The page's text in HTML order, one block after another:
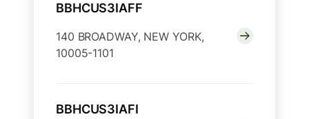
BBHCUS3IAFF
140 BROADWAY, NEW YORK,
10005-1101
BBHCUS3IAFI